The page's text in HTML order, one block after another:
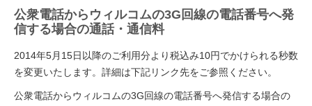
公衆電話からウィルコムの3G回線の電話番号へ発
信する場合の通話・通信料
2014年5月15日以降のご利用分より税込み10円でかけられる秒数
を変更いたします。詳細は下記リンク先をご参照ください。
公衆電話からウィルコムの3G回線の電話番号へ発信する場合の